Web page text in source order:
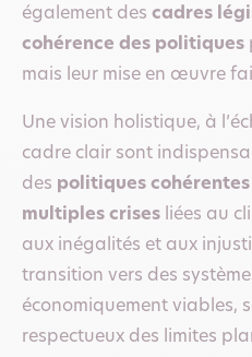
également des cadres
cohérence des politiques
mais leur mise en œuvre
Une vision holistique, à
cadre clair sont
des politiques
multiples crises liées au
aux inégalités et aux
transition vers des
économiquement viables,
respectueux des limites